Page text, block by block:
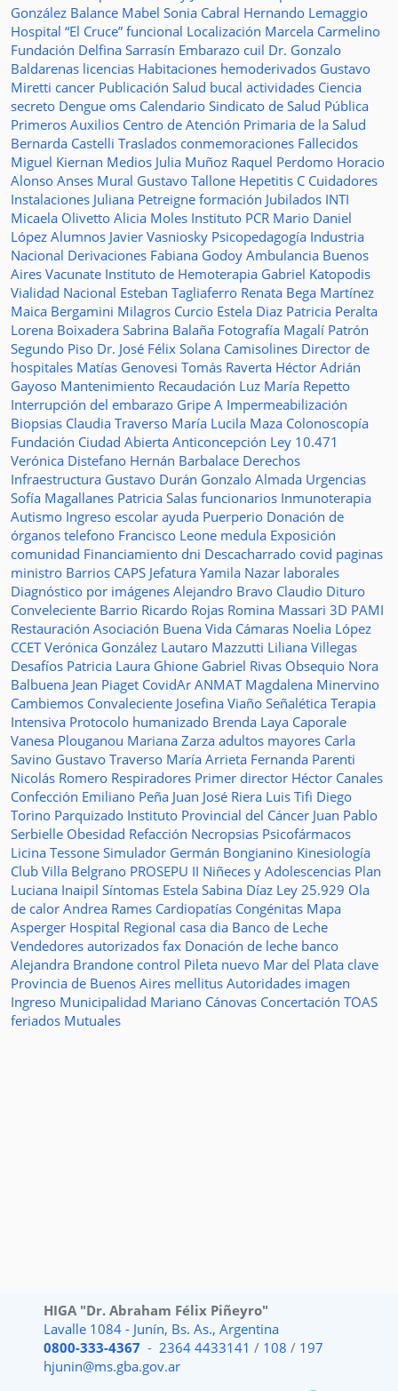
González Balance Mabel Sonia Cabral Hernando Lemaggio
Hospital “El Cruce” funcional Localización Marcela Carmelino
Fundación Delfina Sarrasín Embarazo cuil Dr. Gonzalo
Baldarenas licencias Habitaciones hemoderivados Gustavo
Miretti cancer Publicación Salud bucal actividades Ciencia
secreto Dengue oms Calendario Sindicato de Salud Pública
Primeros Auxilios Centro de Atención Primaria de la Salud
Bernarda Castelli Traslados conmemoraciones Fallecidos
Miguel Kiernan Medios Julia Muñoz Raquel Perdomo Horacio
Alonso Anses Mural Gustavo Tallone Hepetitis C Cuidadores
Instalaciones Juliana Petreigne formación Jubilados INTI
Micaela Olivetto Alicia Moles Instituto PCR Mario Daniel
López Alumnos Javier Vasniosky Psicopedagogía Industria
Nacional Derivaciones Fabiana Godoy Ambulancia Buenos
Aires Vacunate Instituto de Hemoterapia Gabriel Katopodis
Vialidad Nacional Esteban Tagliaferro Renata Bega Martínez
Maica Bergamini Milagros Curcio Estela Diaz Patricia Peralta
Lorena Boixadera Sabrina Balaña Fotografía Magalí Patrón
Segundo Piso Dr. José Félix Solana Camisolines Director de
hospitales Matías Genovesi Tomás Raverta Héctor Adrián
Gayoso Mantenimiento Recaudación Luz María Repetto
Interrupción del embarazo Gripe A Impermeabilización
Biopsias Claudia Traverso María Lucila Maza Colonoscopía
Fundación Ciudad Abierta Anticoncepción Ley 10.471
Verónica Distefano Hernán Barbalace Derechos
Infraestructura Gustavo Durán Gonzalo Almada Urgencias
Sofía Magallanes Patricia Salas funcionarios Inmunoterapia
Autismo Ingreso escolar ayuda Puerperio Donación de
órganos telefono Francisco Leone medula Exposición
comunidad Financiamiento dni Descacharrado covid paginas
ministro Barrios CAPS Jefatura Yamila Nazar laborales
Diagnóstico por imágenes Alejandro Bravo Claudio Dituro
Conveleciente Barrio Ricardo Rojas Romina Massari 3D PAMI
Restauración Asociación Buena Vida Cámaras Noelia López
CCETVerónica González Lautaro Mazzutti Liliana Villegas
Desafíos Patricia Laura Ghione Gabriel Rivas Obsequio Nora
Balbuena Jean Piaget CovidAr ANMAT Magdalena Minervino
Cambiemos Convaleciente Josefina Viaño Señalética Terapia
Intensiva Protocolo humanizado Brenda Laya Caporale
Vanesa Plouganou Mariana Zarza adultos mayores Carla
Savino Gustavo Traverso María Arrieta Fernanda Parenti
Nicolás Romero Respiradores Primer director Héctor Canales
Confección Emiliano Peña Juan José Riera Luis Tifi Diego
Torino Parquizado Instituto Provincial del Cáncer Juan Pablo
Serbielle Obesidad Refacción Necropsias Psicofármacos
Licina Tessone Simulador Germán Bongianino Kinesiología
Club Villa Belgrano PROSEPU II Niñeces y Adolescencias Plan
Luciana Inaipil Síntomas Estela Sabina Díaz Ley 25.929 Ola
de calor Andrea Rames Cardiopatías Congénitas Mapa
Asperger Hospital Regional casa dia Banco de Leche
Vendedores autorizados fax Donación de leche banco
Alejandra Brandone control Pileta nuevo Mar del Plata clave
Provincia de Buenos Aires mellitus Autoridades imagen
Ingreso Municipalidad Mariano Cánovas Concertación TOAS
feriados Mutuales
HIGA "Dr. Abraham Félix Piñeyro"
Lavalle 1084 - Junín, Bs. As., Argentina
0800-333-4367 -2364 4433141 / 108 / 197
hjunin@ms.gba.gov.ar